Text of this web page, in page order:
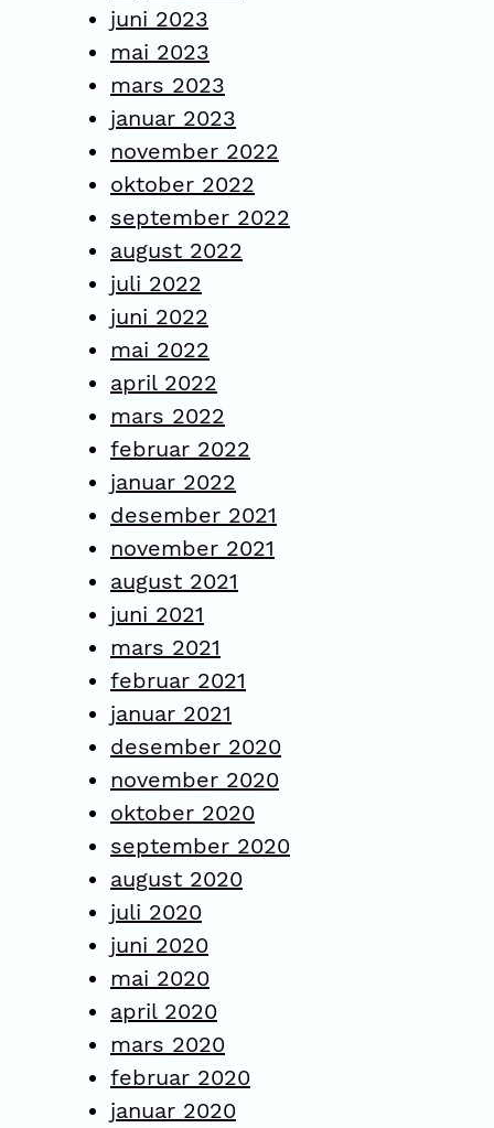
juni 2023
mai 2023
mars 2023
januar 2023
november 2022
oktober 2022
september 2022
august 2022
juli 2022
juni 2022
mai 2022
april 2022
mars 2022
februar 2022
januar 2022
desember 2021
november 2021
august 2021
juni 2021
mars 2021
februar 2021
januar 2021
desember 2020
november 2020
oktober 2020
september 2020
august 2020
juli 2020
juni 2020
mai 2020
april 2020
mars 2020
februar 2020
januar 2020